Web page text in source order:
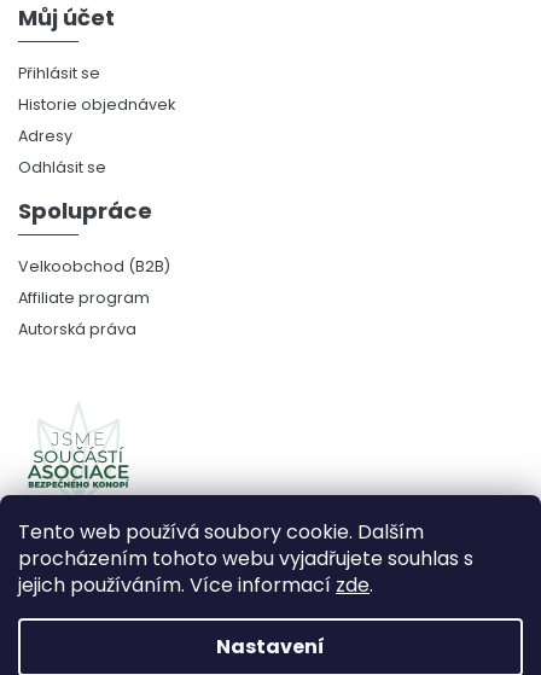
Tento web používá soubory cookie. Dalším
procházením tohoto webu vyjadřujete souhlas s
jejich používáním. Více informací zde.
Nastavení
Můj účet
Přihlásit se
Historie objednávek
Adresy
Odhlásit se
Spolupráce
Velkoobchod (B2B)
Affiliate program
Autorská práva